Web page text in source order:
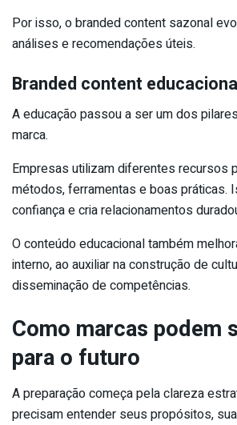
Por isso, o branded content sazonal
análises e recomendações úteis.
Branded content
A educação passou a ser um dos
marca.
Empresas utilizam diferentes recursos
métodos, ferramentas e boas práticas.
confiança e cria relacionamentos
O conteúdo educacional também
interno, ao auxiliar na construção de
disseminação de competências.
Como marcas podem
para o futuro
A preparação começa pela clareza
precisam entender seus propósitos,